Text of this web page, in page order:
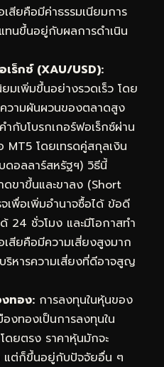
สียคือมีค่าธรรมเนียมการ
นขึ้นอยู่กับผลการดำเนิน
ร็กซ์ (XAU/USD):
มเพิ่มขึ้นอย่างรวดเร็ว โดย
วามผันผวนของตลาดสูง
กับโบรกเกอร์ฟอเร็กซ์ผ่าน
โดยเทรดคู่สกุลเงิน
ดอลลาร์สหรัฐฯ) วิธีนี้
ดขาขึ้นและขาลง (Short
จเพื่อเพิ่มอำนาจซื้อได้ ข้อดี
24 ชั่วโมง และมีโอกาสทำ
เสียคือมีความเสี่ยงสูงมาก
ริหารความเสี่ยงที่ดีอาจสูญ
ทอง: การลงทุนในหุ้นของ
งทองเป็นการลงทุนใน
ดยตรง ราคาหุ้นมักจะ
แต่ก็ขึ้นอยู่กับปัจจัยอื่น ๆ